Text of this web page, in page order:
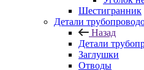
Шестигранник
Детали
Назад
Детали
Заглушки
Отводы